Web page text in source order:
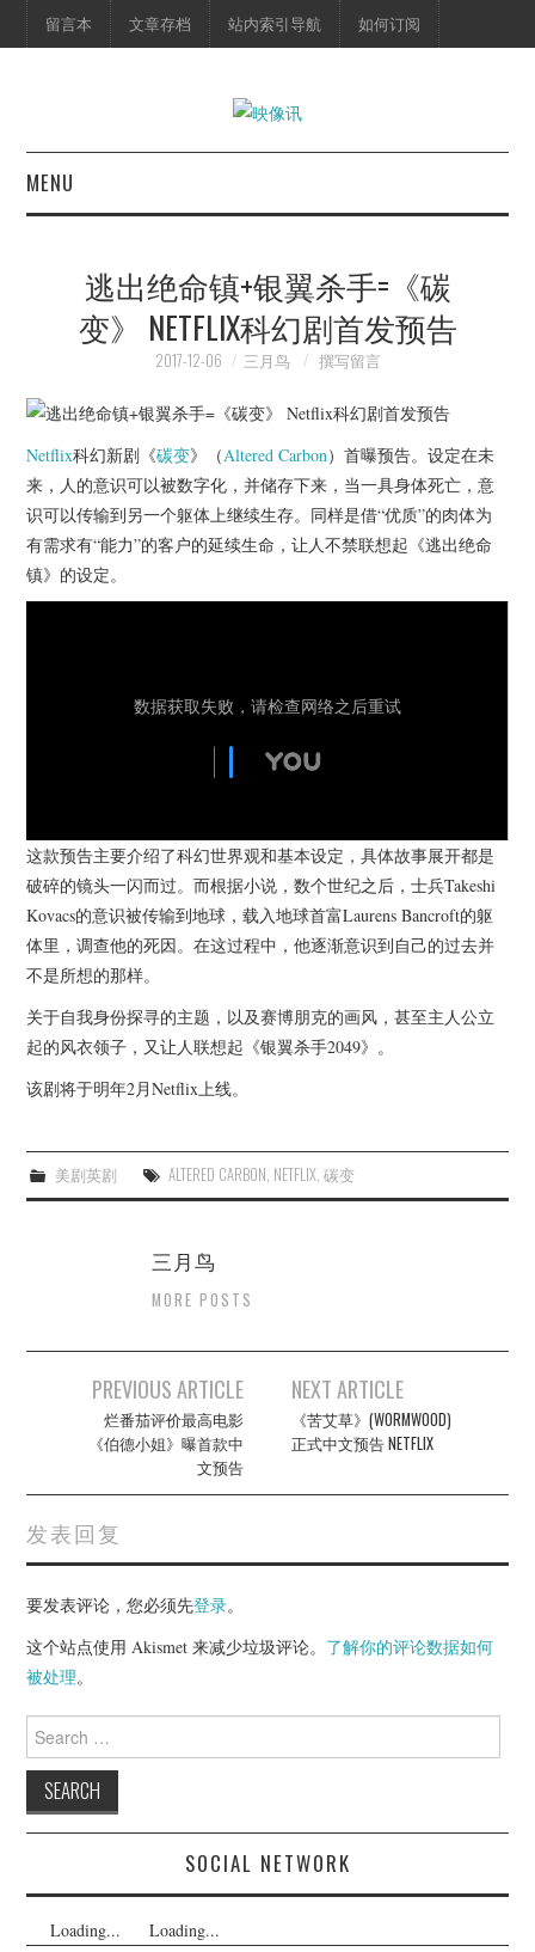
留言本 文章存档 站内索引导航 如何订阅
MENU
映像快讯
海报剧照
脱口秀
杂七杂八
美剧英剧
逃出绝命镇+银翼杀手=《碳
变》 NETFLIX科幻剧首发预告
2017-12-06 三月鸟 撰写留言
Netflix科幻新剧《碳变》（Altered Carbon）首曝预告。设定在未
来，人的意识可以被数字化，并储存下来，当一具身体死亡，意
识可以传输到另一个躯体上继续生存。同样是借“优质”的肉体为
有需求有“能力”的客户的延续生命，让人不禁联想起《逃出绝命
镇》的设定。
这款预告主要介绍了科幻世界观和基本设定，具体故事展开都是
破碎的镜头一闪而过。而根据小说，数个世纪之后，士兵Takeshi
Kovacs的意识被传输到地球，载入地球首富Laurens Bancroft的躯
体里，调查他的死因。在这过程中，他逐渐意识到自己的过去并
不是所想的那样。
关于自我身份探寻的主题，以及赛博朋克的画风，甚至主人公立
起的风衣领子，又让人联想起《银翼杀手2049》。
该剧将于明年2月Netflix上线。
美剧英剧 ALTERED CARBON, NETFLIX, 碳变
三月鸟
MORE POSTS
navigation
PREVIOUS ARTICLE
烂番茄评价最高电影
《伯德小姐》曝首款中
文预告
NEXT ARTICLE
《苦艾草》(WORMWOOD)
正式中文预告 NETFLIX
发表回复
要发表评论，您必须先登录。
这个站点使用 Akismet 来减少垃圾评论。 了解你的评论数据如何
被处理。
Search
for:
SOCIAL NETWORK
Loading... Loading...